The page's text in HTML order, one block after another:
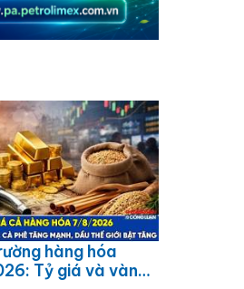
hàng hóa
Tỷ giá và vàng